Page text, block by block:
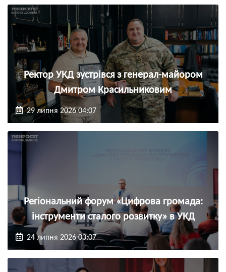
Ректор УКД зустрівся з генерал-майором
Дмитром Красильниковим
29 липня 2026 04:07
Регіональний форум «Цифрова громада:
інструменти сталого розвитку» в УКД
24 липня 2026 03:07